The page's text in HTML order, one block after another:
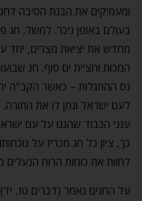
ומעמיקים את הבנת הסיבה
בעולם באופן ניכר. למשל, חג
מחדש את יציאת מצרים, יחד
המכות וחציית ים סוף. חג
נס ההתגלות – כאשר הקב"ה
לעם ישראל ונתן לו את התורה.
ענני הכבוד שהגנו על עם
כך, ציון כל חג מכריז על
לחוות את כוחות הרוח הנעלים
על החגים נאמר (דברים טז,